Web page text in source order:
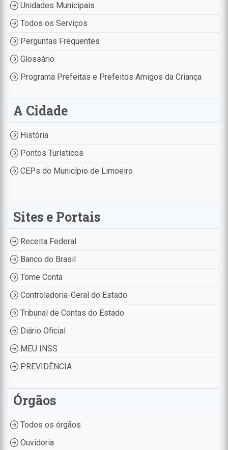
Unidades Municipais
Todos os Serviços
Perguntas Frequentes
Glossário
Programa Prefeitas e Prefeitos Amigos da Criança
A Cidade
História
Pontos Turísticos
CEPs do Município de Limoeiro
Sites e Portais
Receita Federal
Banco do Brasil
Tome Conta
Controladoria-Geral do Estado
Tribunal de Contas do Estado
Diário Oficial
MEU INSS
PREVIDÊNCIA
Órgãos
Todos os órgãos
Ouvidoria